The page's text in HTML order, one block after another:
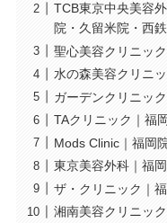
TCB東京中央美容
院・久留米院・西
聖心美容クリニッ
水の森美容クリニ
ガーデンクリニッ
TAクリニック｜福
Mods Clinic｜福岡
東京美容外科｜福
ザ・クリニック｜
湘南美容クリニッ